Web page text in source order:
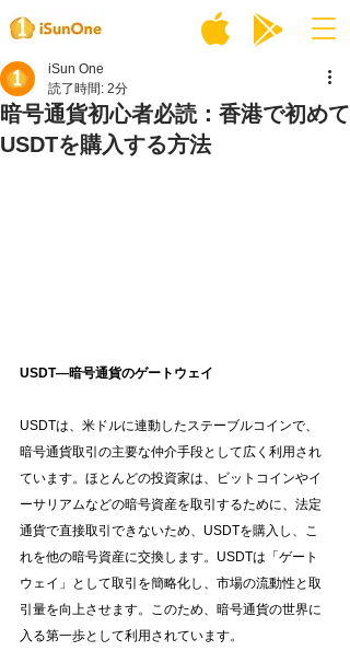
暗号通貨初心者必読：香港で初めて
USDTを購入する方法
iSun One
読了時間: 2分
USDT—暗号通貨のゲートウェイ
USDTは、米ドルに連動したステーブルコインで、
暗号通貨取引の主要な仲介手段として広く利用され
ています。ほとんどの投資家は、ビットコインやイ
ーサリアムなどの暗号資産を取引するために、法定
通貨で直接取引できないため、USDTを購入し、こ
れを他の暗号資産に交換します。USDTは「ゲート
ウェイ」として取引を簡略化し、市場の流動性と取
引量を向上させます。このため、暗号通貨の世界に
入る第一歩として利用されています。